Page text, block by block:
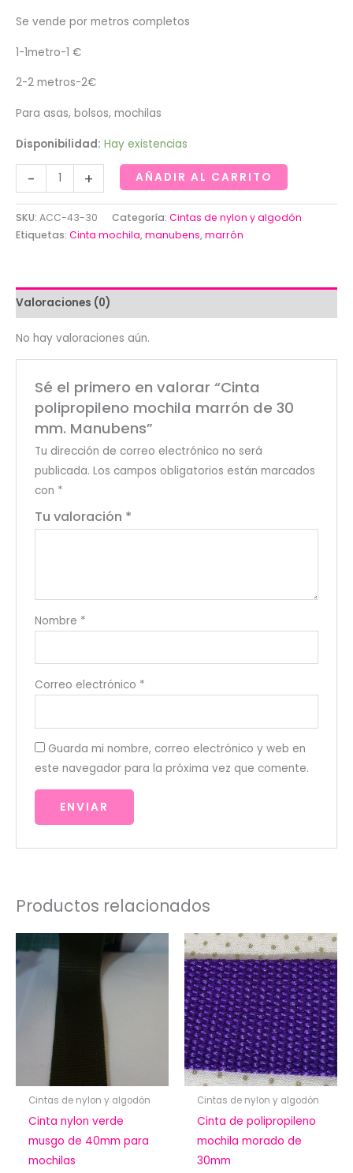
Se vende por metros completos
1-1metro-1 €
2-2 metros-2€
Para asas, bolsos, mochilas
Disponibilidad: Hay existencias
-
polipropileno
mochila
marrón
mm.
cantidad
+ AÑADIR AL CARRITO
SKU: ACC-43-30 Categoría: Cintas de nylon y algodón
Etiquetas: Cinta mochila,manubens,marrón
Valoraciones (0)
No hay valoraciones aún.
Sé el primero en valorar “Cinta
polipropileno mochila marrón de 30
mm. Manubens”
Tu dirección de correo electrónico no será
publicada. Los campos obligatorios están marcados
con *
Tu valoración *
Nombre *
Correo electrónico *
Guarda mi nombre, correo electrónico y web en
este navegador para la próxima vez que comente.
Productos relacionados
Cintas de nylon y algodón
Cinta nylon verde
musgo de 40mm para
mochilas
Cintas de nylon y algodón
Cinta de polipropileno
mochila morado de
30mm